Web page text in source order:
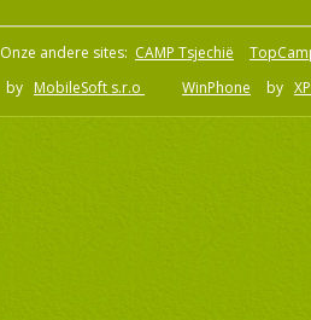
Onze andere sites: CAMP Tsjechië
by MobileSoft s.r.o WinPhone by